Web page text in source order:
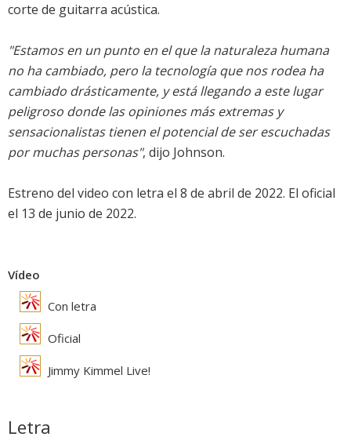
corte de guitarra acústica.
"Estamos en un punto en el que la naturaleza humana
no ha cambiado, pero la tecnología que nos rodea ha
cambiado drásticamente, y está llegando a este lugar
peligroso donde las opiniones más extremas y
sensacionalistas tienen el potencial de ser escuchadas
por muchas personas", dijo Johnson.
Estreno del video con letra el 8 de abril de 2022. El oficial
el 13 de junio de 2022.
Vídeo
Con letra
Oficial
Jimmy Kimmel Live!
Letra